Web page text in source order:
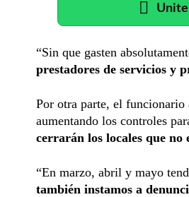
Unite
“Sin que gasten
prestadores de servicios y
Por otra parte, el funcionario
aumentando los controles
cerrarán los locales que no
“En marzo, abril y mayo
también instamos a